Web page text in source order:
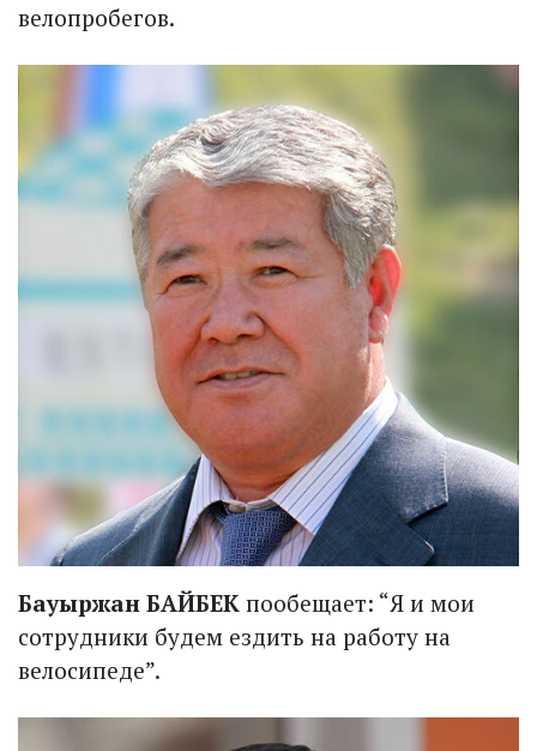
велопробегов.
Бауыржан БАЙБЕК по­обещает: “Я и мои
сотрудники будем ездить на работу на
велосипеде”.